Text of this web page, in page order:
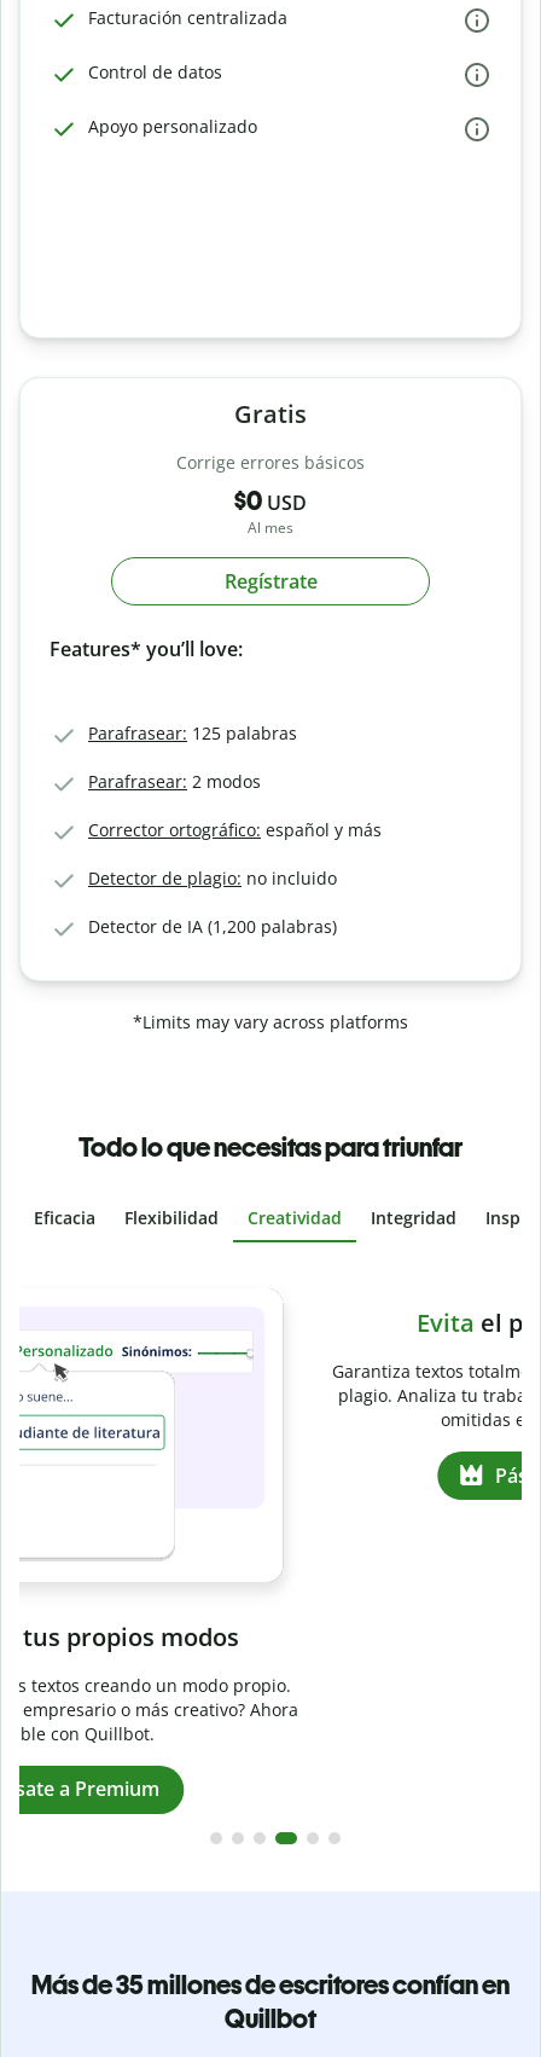
Facturación centralizada
Control de datos
Apoyo personalizado
Gratis
Corrige errores básicos
$0 USD
Al mes
Regístrate
Features* you’ll love:
Parafrasear: 125 palabras
Parafrasear: 2 modos
Corrector ortográfico: español y más
Detector de plagio: no incluido
Detector de IA (1,200 palabras)
*Limits may vary across platforms
Todo lo que necesitas para triunfar
Eficacia Flexibilidad Creatividad Integridad
Evitael plagio accidental
Garantiza textos totalmente originales con el detector de
plagio. Analiza tu trabajo en segundos e identifica citas
omitidas en cualquier idioma.
Más de 35 millones de escritores confían en
Quillbot